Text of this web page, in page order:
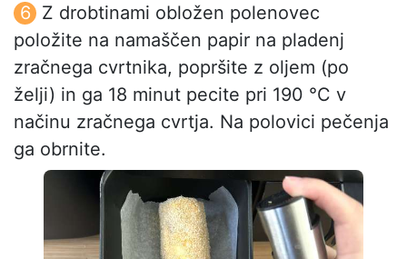
Z drobtinami obložen polenovec
položite na namaščen papir na pladenj
zračnega cvrtnika, popršite z oljem (po
želji) in ga 18 minut pecite pri 190 °C v
načinu zračnega cvrtja. Na polovici pečenja
ga obrnite.